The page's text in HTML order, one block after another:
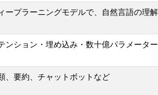
ープラーニングモデルで、自然言語の理
ション・埋め込み・数十億パラメーター
、要約、チャットボットなど